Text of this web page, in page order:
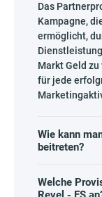
Das
Kampagne,
ermöglicht,
Markt Geld
für jede
Wie kann
beitreten?
Welche